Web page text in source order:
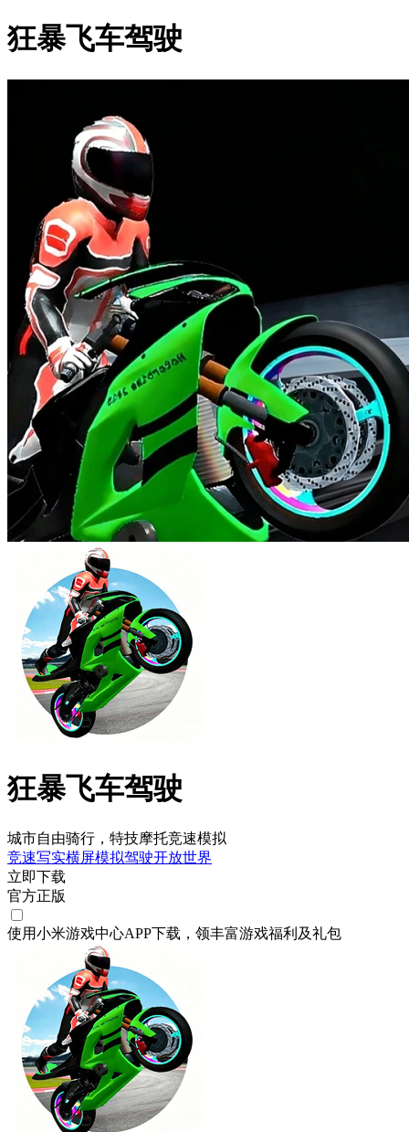
狂暴飞车驾驶
狂暴飞车驾驶
城市自由骑行，特技摩托竞速模拟
竞速写实横屏模拟驾驶开放世界
立即下载
官方正版
使用小米游戏中心APP下载 ，领丰富游戏福利 及礼包